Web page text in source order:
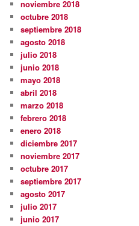
noviembre 2018
octubre 2018
septiembre 2018
agosto 2018
julio 2018
junio 2018
mayo 2018
abril 2018
marzo 2018
febrero 2018
enero 2018
diciembre 2017
noviembre 2017
octubre 2017
septiembre 2017
agosto 2017
julio 2017
junio 2017